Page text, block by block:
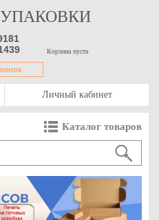
Корзина пуста
Личный кабинет
Каталог товаров